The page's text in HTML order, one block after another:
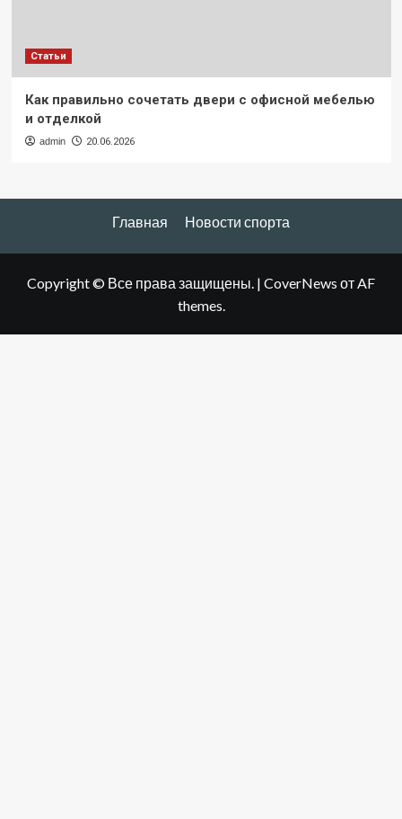
Статьи
Как правильно сочетать двери с офисной мебелью
и отделкой
admin 20.06.2026
Главная Новости спорта
Copyright © Все права защищены. | CoverNews от AF
themes.